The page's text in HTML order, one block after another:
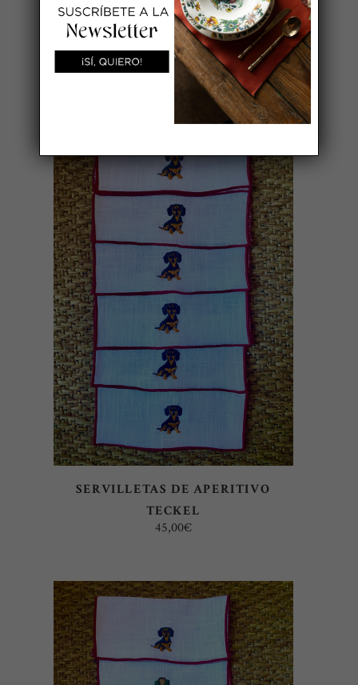
PACK DE 6 SERVILLETAS
APERITIVO CABALLOS
45,00€
AÑADIR AL CARRITO
SERVILLETAS DE APERITIVO
TECKEL
45,00€